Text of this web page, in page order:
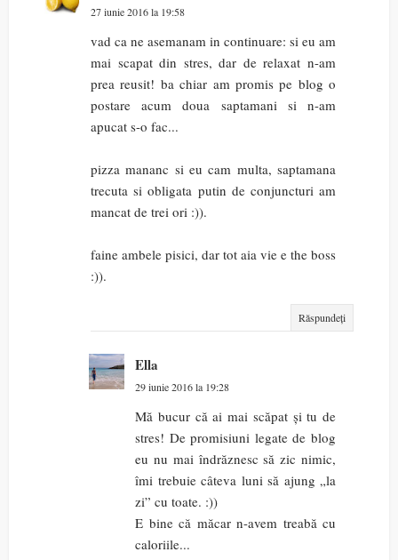
27 iunie 2016 la 19:58
vad ca ne asemanam in continuare: si eu am
mai scapat din stres, dar de relaxat n-am
prea reusit! ba chiar am promis pe blog o
postare acum doua saptamani si n-am
apucat s-o fac...
pizza mananc si eu cam multa, saptamana
trecuta si obligata putin de conjuncturi am
mancat de trei ori :)).
faine ambele pisici, dar tot aia vie e the boss
:)).
Răspundeți
Ella
29 iunie 2016 la 19:28
Mă bucur că ai mai scăpat și tu de
stres! De promisiuni legate de blog
eu nu mai îndrăznesc să zic nimic,
îmi trebuie câteva luni să ajung „la
zi” cu toate. :))
E bine că măcar n-avem treabă cu
caloriile...